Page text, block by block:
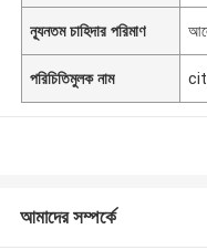
ন্যূনতম চাহিদার পরিমাণ
পরিচিতিমুলক নাম
আমাদের সম্পর্কে